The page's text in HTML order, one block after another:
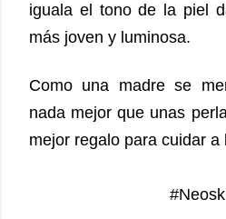
iguala el tono de la piel
más joven y luminosa.
Como una madre se
nada mejor que unas
mejor regalo para cuidar a